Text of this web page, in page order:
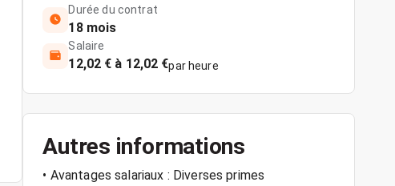
Durée du contrat
18 mois
Salaire
12,02 € à 12,02 €par heure
Autres informations
• Avantages salariaux : Diverses primes